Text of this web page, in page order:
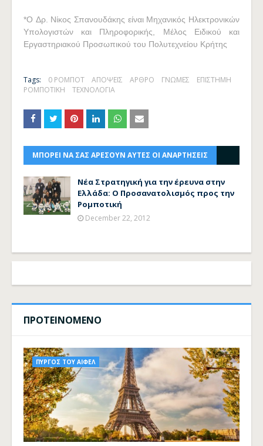
*O Δρ. Νίκος Σπανουδάκης είναι Μηχανικός Ηλεκτρονικών
Υπολογιστών και Πληροφορικής, Μέλος Ειδικού και
Εργαστηριακού Προσωπικού του Πολυτεχνείου Κρήτης
Tags: 0 ΡΟΜΠΟΤ ΑΠΟΨΕΙΣ ΑΡΘΡΟ ΓΝΩΜΕΣ
ΕΠΙΣΤΗΜΗ
ΡΟΜΠΟΤΙΚΗ
ΤΕΧΝΟΛΟΓΙΑ
ΜΠΟΡΕΙ ΝΑ ΣΑΣ ΑΡΕΣΟΥΝ ΑΥΤΕΣ ΟΙ ΑΝΑΡΤΗΣΕΙΣ
Νέα Στρατηγική για την έρευνα στην
Ελλάδα: Ο Προσανατολισμός προς την
Ρομποτική
December 22, 2012
ΠΡΟΤΕΙΝΟΜΕΝΟ
ΠΥΡΓΟΣ ΤΟΥ ΑΙΦΕΛ